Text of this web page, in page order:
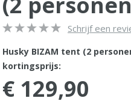
Schrijf een
Husky BIZAM tent (2
kortingsprijs:
€ 129,90